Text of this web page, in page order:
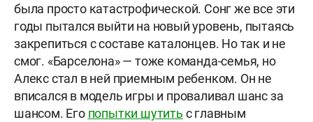
была просто катастрофической. Сонг же все эти
годы пытался выйти на новый уровень, пытаясь
закрепиться с составе каталонцев. Но так и не
смог. «Барселона» — тоже команда-семья, но
Алекс стал в ней приемным ребенком. Он не
вписался в модель игры и проваливал шанс за
шансом. Его попытки шутить с главным